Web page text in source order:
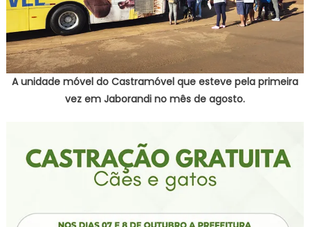
A unidade móvel do Castramóvel que esteve pela primeira
vez em Jaborandi no mês de agosto.